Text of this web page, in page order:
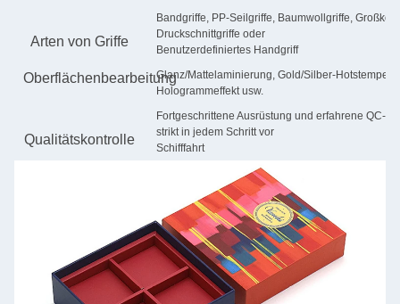
Arten von Griffe
Bandgriffe, PP-Seilgriffe, Baumwollgriffe,
Druckschnittgriffe oder
Benutzerdefiniertes Handgriff
OberflächenbearbeitungGlanz/Mattelaminierung, Gold/Silber-Hotstempel,
Hologrammeffekt usw.
Qualitätskontrolle
Fortgeschrittene Ausrüstung und erfahrene QC-
strikt in jedem Schritt vor
Schifffahrt